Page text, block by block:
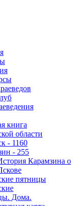
книга
области
- 1160
- 255
Карамзина о
пятницы
Дома.